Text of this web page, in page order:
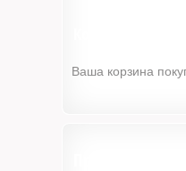
Ваша корзина